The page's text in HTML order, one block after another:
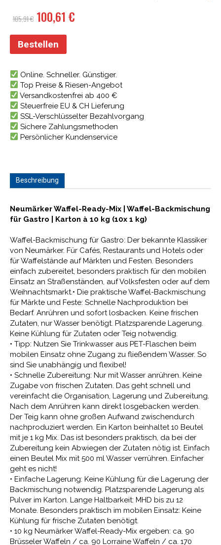
105,91€ Ursprünglicher
Preis
war:
105,91 €
100,61€
Bestellen
Online. Schneller. Günstiger.
Top Preise & Riesen-Angebot
Versandkostenfrei ab 400 €
Steuerfreie EU & CH Lieferung
SSL-Verschlüsselter Bezahlvorgang
Sichere Zahlungsmethoden
Persönlicher Kundenservice
Beschreibung
Neumärker Waffel-Ready-Mix | Waffel-Backmischung
für Gastro | Karton à 10 kg (10x 1 kg)
Waffel-Backmischung für Gastro: Der bekannte Klassiker
von Neumärker. Für Cafés, Restaurants und Hotels oder
für Waffelstände auf Märkten und Festen. Besonders
einfach zubereitet, besonders praktisch für den mobilen
Einsatz an Straßenständen, auf Volksfesten oder auf dem
Weihnachtsmarkt.• Die praktische Waffel-Backmischung
für Märkte und Feste: Schnelle Nachproduktion bei
Bedarf. Anrühren und sofort losbacken. Keine frischen
Zutaten, nur Wasser benötigt. Platzsparende Lagerung.
Keine Kühlung für Zutaten oder Teig notwendig.
• Tipp: Nutzen Sie Trinkwasser aus PET-Flaschen beim
mobilen Einsatz ohne Zugang zu fließendem Wasser. So
sind Sie unabhängig und flexibel!
• Schnelle Zubereitung: Nur mit Wasser anrühren. Keine
Zugabe von frischen Zutaten. Das geht schnell und
vereinfacht die Organisation, Lagerung und Zubereitung.
Nach dem Anrühren kann direkt losgebacken werden.
Der Teig kann ohne großen Aufwand zwischendurch
nachproduziert werden. Ein Karton beinhaltet 10 Beutel
mit je 1 kg Mix. Das ist besonders praktisch, da bei der
Zubereitung kein Abwiegen der Zutaten nötig ist. Einfach
einen Beutel Mix mit 500 ml Wasser verrühren. Einfacher
geht es nicht!
• Einfache Lagerung: Keine Kühlung für die Lagerung der
Backmischung notwendig. Platzsparende Lagerung als
Pulver im Karton. Lange Haltbarkeit: MHD bis zu 12
Monate. Besonders praktisch im mobilen Einsatz: Keine
Kühlung für frische Zutaten benötigt.
• 10 kg Neumärker Waffel-Ready-Mix ergeben: ca. 90
Brüsseler Waffeln / ca. 90 Lorraine Waffeln / ca. 170